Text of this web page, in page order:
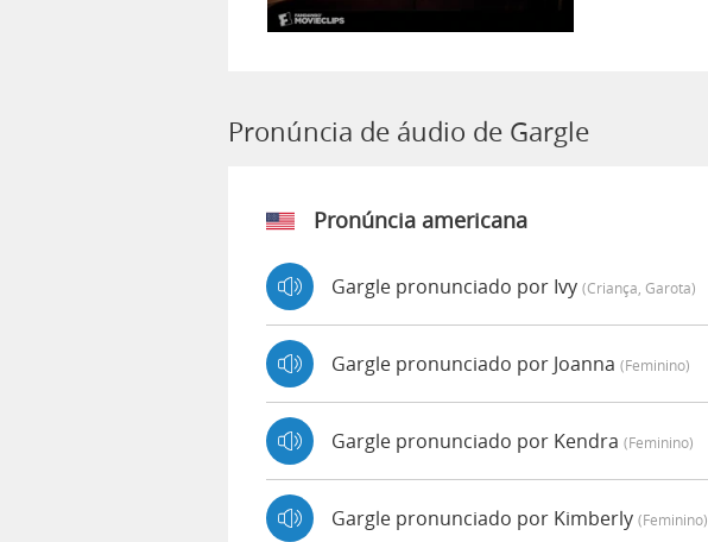
Pronúncia de áudio de Gargle
Pronúncia americana
Gargle pronunciado por Ivy (criança, Garota)
Gargle pronunciado por Joanna (feminino)
Gargle pronunciado por Kendra (feminino)
Gargle pronunciado por Kimberly (feminino)